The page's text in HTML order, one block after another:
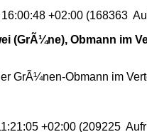
+02:00 (168363
(GrÃ¼ne), Obmann im
GrÃ¼nen-Obmann im
+02:00 (209225